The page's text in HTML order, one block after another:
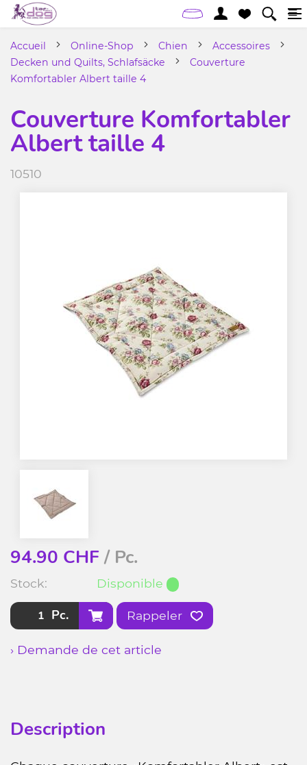
Accueil Online-Shop Chien
Accessoires
Decken und Quilts, Schlafsäcke
Couverture
Komfortabler Albert taille 4
Couverture Komfortabler
Albert taille 4
10510
94.90 CHF/ Pc.
Stock: Disponible
Pc. Rappeler
› Demande de cet article
Description